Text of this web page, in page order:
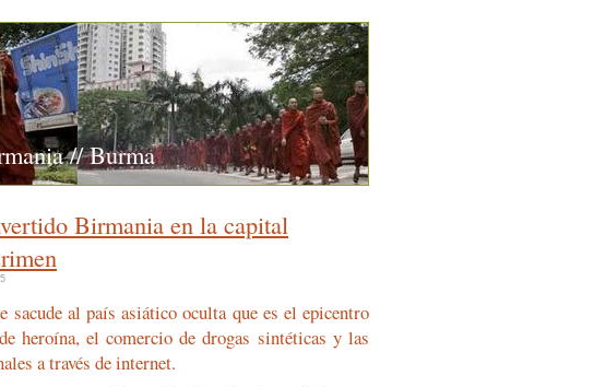
// Burma
Birmania en la capital
sacude al país asiático oculta que es el epicentro
heroína, el comercio de drogas sintéticas y las
a través de internet.